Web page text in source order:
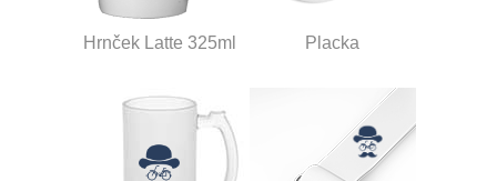
Hrnček Latte 325ml Placka